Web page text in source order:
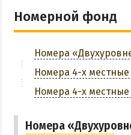
ПЕРВАЯ ЛИНИЯ
ОТЕЛИ С ПИТАНИЕМ
ГОРЯЧИЕ ИСТОЧНИКИ
Источники в
Номерной фонд
Номера
Номера 4-х
Номера 4-х
Номера